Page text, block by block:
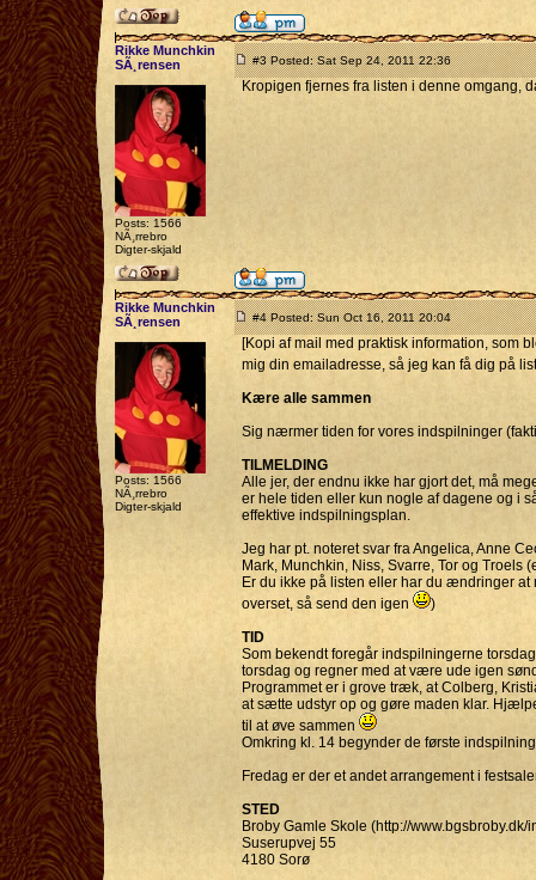
Rikke Munchkin
SÃ¸rensen
Posts: 1566
NÃ¸rrebro
Digter-skjald
#3 Posted: Sat Sep 24, 2011 22:36
Kropigen fjernes fra listen i denne omgang,
Rikke Munchkin
SÃ¸rensen
Posts: 1566
NÃ¸rrebro
Digter-skjald
#4 Posted: Sun Oct 16, 2011 20:04
[Kopi af mail med praktisk information, som
mig din emailadresse, så jeg kan få dig på
Kære alle sammen
Sig nærmer tiden for vores indspilninger
TILMELDING
Alle jer, der endnu ikke har gjort det, må
er hele tiden eller kun nogle af dagene og i
effektive indspilningsplan.
Jeg har pt. noteret svar fra Angelica, Anne
Mark, Munchkin, Niss, Svarre, Tor og Troels
Er du ikke på listen eller har du ændringer
overset, så send den igen
)
TID
Som bekendt foregår indspilningerne
torsdag og regner med at være ude igen
Programmet er i grove træk, at Colberg,
at sætte udstyr op og gøre maden klar.
til at øve sammen
Omkring kl. 14 begynder de første
Fredag er der et andet arrangement i
STED
Broby Gamle Skole (http://www.bgsbroby.dk/
Suserupvej 55
4180 Sorø